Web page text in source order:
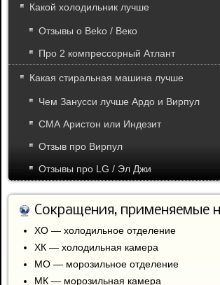
Какой холодильник лучше
Отзывы о Beko / Веко
Про 2 компрессорный Атлант
Какая стиральная машина лучше
Чем Занусси лучше Ардо и Вирпул
СМА Аристон или Индезит
Отзыв про Вирпул
Отзывы про LG / Эл Джи
Сокращения, применяемые
ХО — холодильное отделение
ХК — холодильная камера
МО — морозильное отделение
МК — морозильная камера